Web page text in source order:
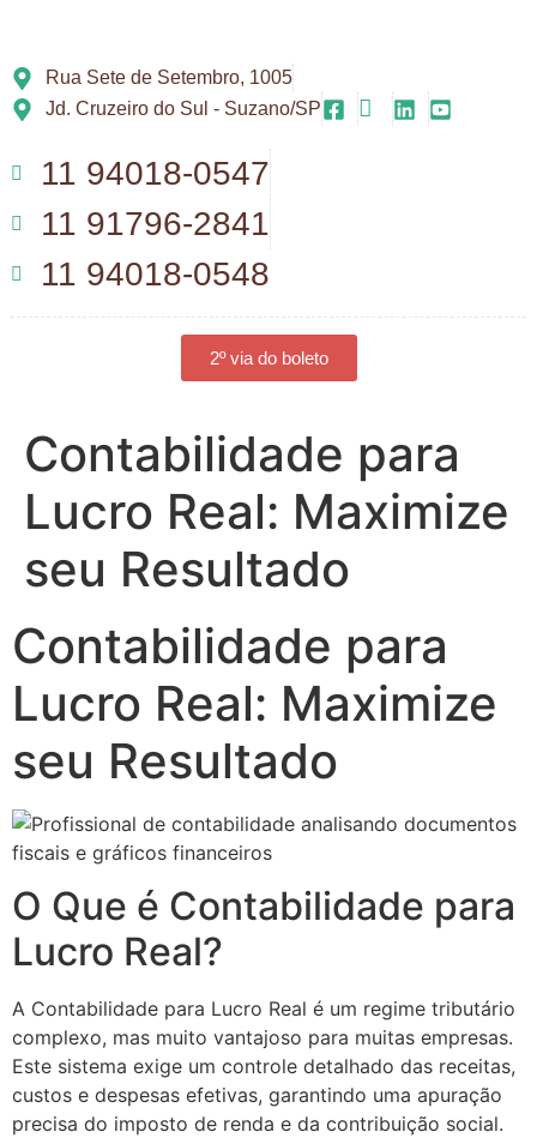
Rua Sete de Setembro, 1005
Jd. Cruzeiro do Sul - Suzano/SP
11 94018-0547
11 91796-2841
11 94018-0548
2º via do boleto
Contabilidade para
Lucro Real: Maximize
seu Resultado
Contabilidade para
Lucro Real: Maximize
seu Resultado
O Que é Contabilidade para
Lucro Real?
A Contabilidade para Lucro Real é um regime tributário
complexo, mas muito vantajoso para muitas empresas.
Este sistema exige um controle detalhado das receitas,
custos e despesas efetivas, garantindo uma apuração
precisa do imposto de renda e da contribuição social.